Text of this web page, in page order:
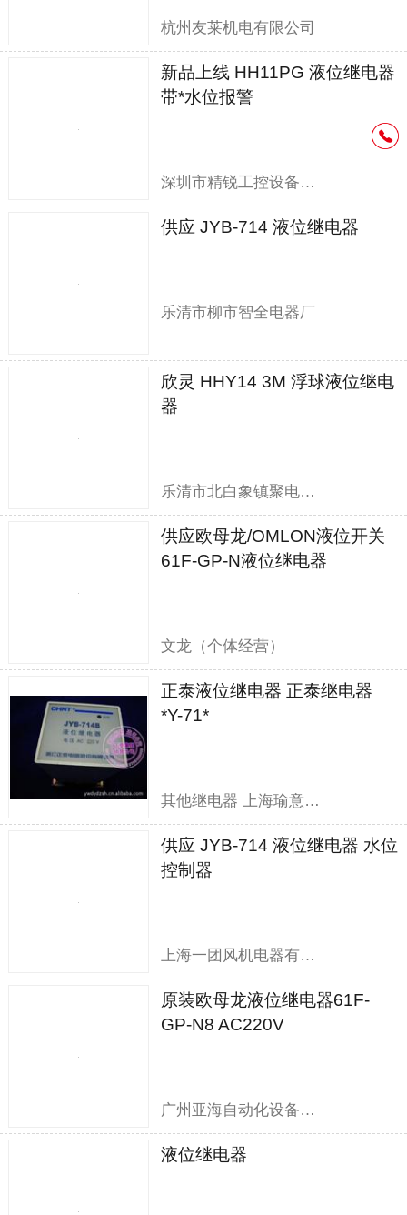
杭州友莱机电有限公司
新品上线 HH11PG 液位继电器
带*水位报警
深圳市精锐工控设备有限公司
供应 JYB-714 液位继电器
乐清市柳市智全电器厂
欣灵 HHY14 3M 浮球液位继电
器
乐清市北白象镇聚电电器销售部
供应欧母龙/OMLON液位开关
61F-GP-N液位继电器
文龙（个体经营）
正泰液位继电器 正泰继电器
*Y-71*
其他继电器 上海瑜意机电设备有限公司
供应 JYB-714 液位继电器 水位
控制器
上海一团风机电器有限公司
原装欧母龙液位继电器61F-
GP-N8 AC220V
广州亚海自动化设备有限公司
液位继电器